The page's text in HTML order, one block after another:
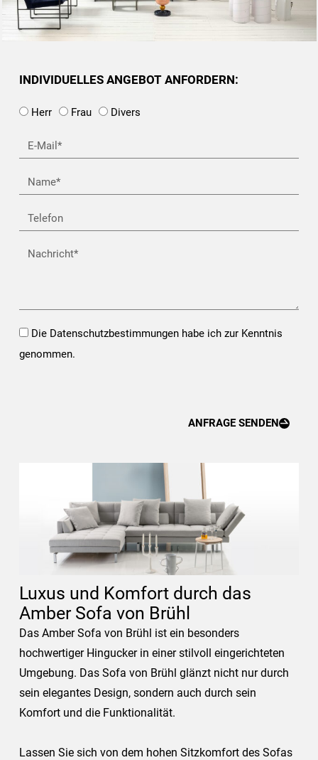
INDIVIDUELLES ANGEBOT ANFORDERN:
Herr Frau Divers
Name
Telefon
Nachricht
Opt-
In*
Die Datenschutzbestimmungen habe ich zur Kenntnis
genommen.
ANFRAGE SENDEN
Luxus und Komfort durch das
Amber Sofa von Brühl
Das Amber Sofa von Brühl ist ein besonders
hochwertiger Hingucker in einer stilvoll eingerichteten
Umgebung. Das Sofa von Brühl glänzt nicht nur durch
sein elegantes Design, sondern auch durch sein
Komfort und die Funktionalität.
Lassen Sie sich von dem hohen Sitzkomfort des Sofas